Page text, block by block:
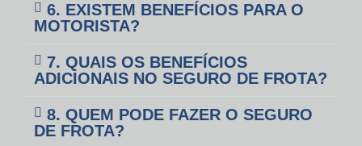
6. EXISTEM BENEFÍCIOS PARA O
MOTORISTA?
7. QUAIS OS BENEFÍCIOS
ADICIONAIS NO SEGURO DE FROTA?
8. QUEM PODE FAZER O SEGURO
DE FROTA?